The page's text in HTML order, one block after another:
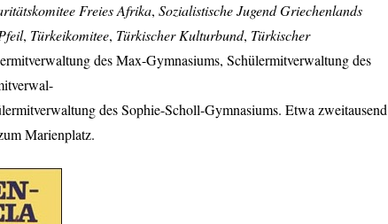
Freies Afrika, Sozialistische Jugend Griechenlands
, Türkeikomitee, Türkischer Kulturbund, Türkischer
des Max-Gymnasiums, Schülermitverwaltung des
des Sophie-Scholl-Gymnasiums. Etwa zweitausend
Marienplatz.